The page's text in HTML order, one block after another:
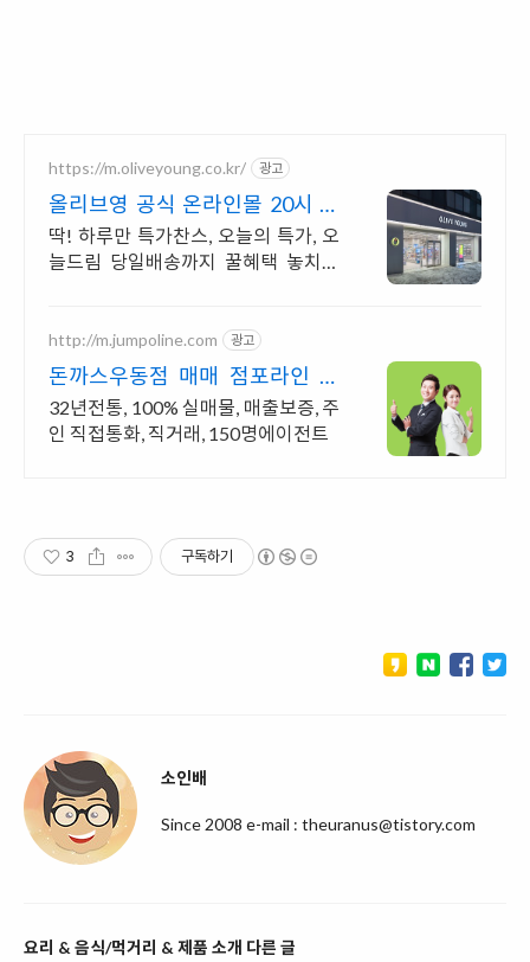
https://m.oliveyoung.co.kr/ 광고
올리브영 공식 온라인몰 20시 이
전 주문은 오늘드림
딱! 하루만 특가찬스, 오늘의 특가, 오
늘드림 당일배송까지 꿀혜택 놓치지
http://m.jumpoline.com 광고
돈까스우동점 매매 점포라인 빠
른 직거래 & 안전중개거래
32년전통, 100% 실매물, 매출보증, 주
인 직접통화, 직거래, 150명에이전트
3 구독하기
소인배
Since 2008 e-mail : theuranus@tistory.com
요리 & 음식/먹거리 & 제품 소개 다른 글